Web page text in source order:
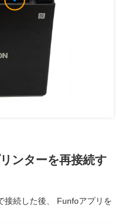
ンターを再接続す
続した後、 Funfoアプリを